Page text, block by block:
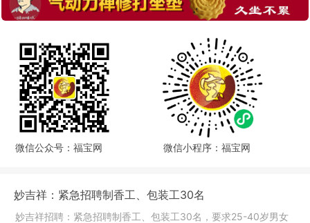
微信公众号：福宝网 微信小程序：福宝网
妙吉祥：紧急招聘制香工、包装工30名
妙吉祥招聘：紧急招聘制香工、包装工30名，要求25-40岁男女